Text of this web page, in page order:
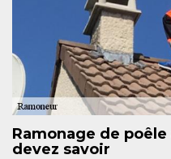
Ramonage de
devez savoir